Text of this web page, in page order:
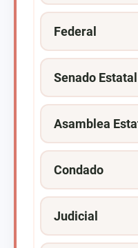
Federal
Senado Estatal
Asamblea
Condado
Judicial